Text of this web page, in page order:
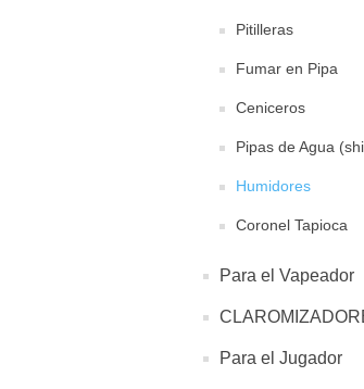
Pitilleras
Fumar en Pipa
Ceniceros
Pipas de Agua
Humidores
Coronel Tapioca
Para el Vapeador
Para el Jugador